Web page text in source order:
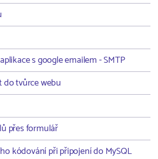
s google emailem - SMTP
do tvůrce webu
přes formulář
kódování při připojení do MySQL